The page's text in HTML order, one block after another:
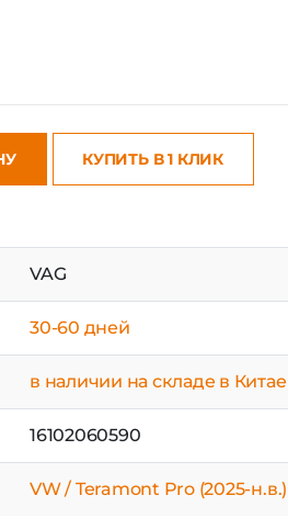
КУПИТЬ В 1 КЛИК
VAG
30-60 дней
в наличии на складе в Китае
16102060590
VW / Teramont Pro (2025-н.в.)